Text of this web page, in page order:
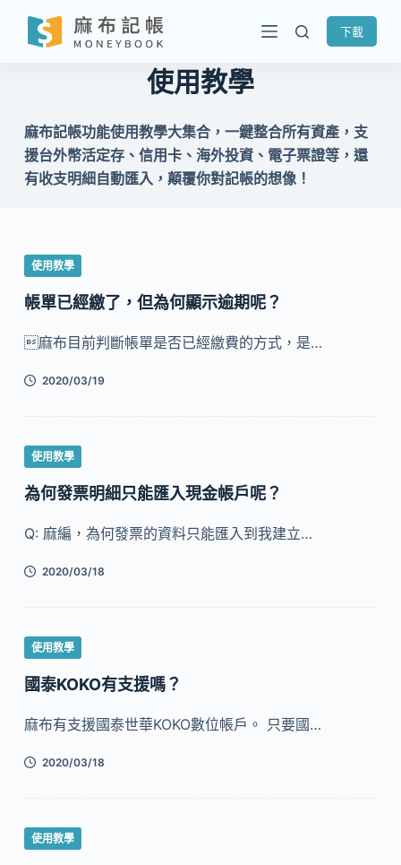
跳
至
容
下載
使用教學
麻布記帳功能使用教學大集合，一鍵整合所有資產，支
援台外幣活定存、信用卡、海外投資、電子票證等，還
有收支明細自動匯入，顛覆你對記帳的想像！
使用教學
帳單已經繳了，但為何顯示逾期呢？
麻布目前判斷帳單是否已經繳費的方式，是…
2020/03/19
使用教學
為何發票明細只能匯入現金帳戶呢？
Q: 麻編，為何發票的資料只能匯入到我建立…
2020/03/18
使用教學
國泰KOKO有支援嗎？
麻布有支援國泰世華KOKO數位帳戶。 只要國…
2020/03/18
使用教學